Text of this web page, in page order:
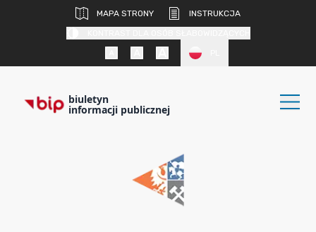
MAPA STRONY
INSTRUKCJA
biuletyn
informacji publicznej